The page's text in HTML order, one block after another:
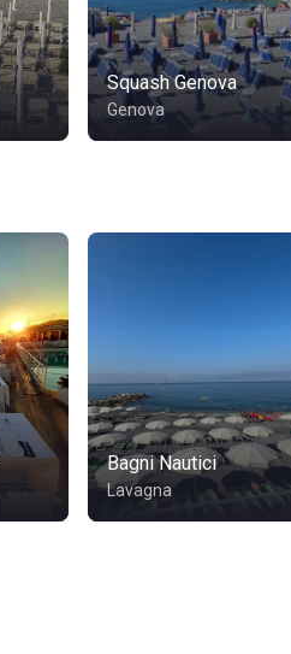
Squash Genova
Genova
Bagni Nautici
Lavagna